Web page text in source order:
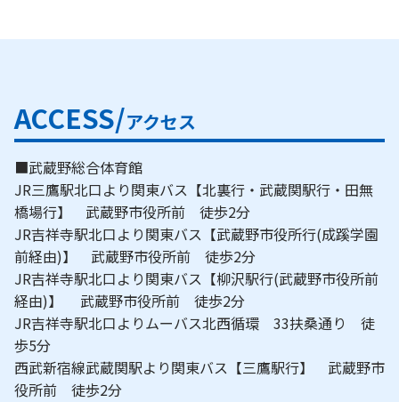
ACCESS/アクセス
■武蔵野総合体育館
JR三鷹駅北口より関東バス【北裏行・武蔵関駅行・田無
橋場行】 武蔵野市役所前 徒歩2分
JR吉祥寺駅北口より関東バス【武蔵野市役所行(成蹊学園
前経由)】 武蔵野市役所前 徒歩2分
JR吉祥寺駅北口より関東バス【柳沢駅行(武蔵野市役所前
経由)】 武蔵野市役所前 徒歩2分
JR吉祥寺駅北口よりムーバス北西循環 33扶桑通り 徒
歩5分
西武新宿線武蔵関駅より関東バス【三鷹駅行】 武蔵野市
役所前 徒歩2分